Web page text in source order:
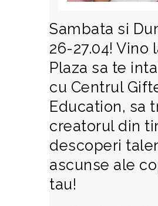
Sambata si
26-27.04! Vino
Plaza sa te
cu Centrul
Education, sa
creatorul din
descoperi
ascunse ale
tau!